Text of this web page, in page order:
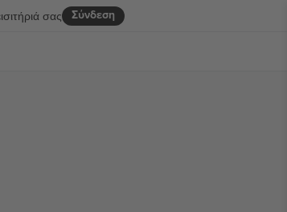
Σύνδεση
σας